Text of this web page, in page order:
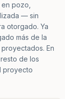
pozo,
— sin
otorgado. Ya
más de la
En
de los
proyecto